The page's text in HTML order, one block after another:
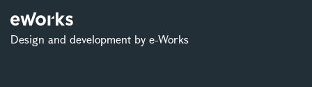
Design and development by e-Works